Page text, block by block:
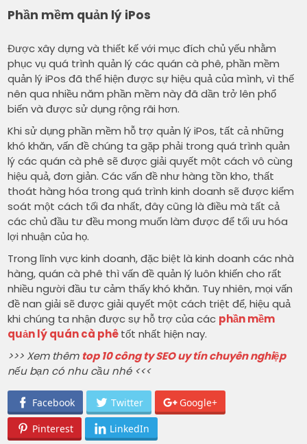
Phần mềm quản lý iPos
Được xây dựng và thiết kế với mục đích chủ yếu nhằm
phục vụ quá trình quản lý các quán cà phê, phần mềm
quản lý iPos đã thể hiện được sự hiệu quả của mình, vì thế
nên qua nhiều năm phần mềm này đã dần trở lên phổ
biến và được sử dụng rộng rãi hơn.
Khi sử dụng phần mềm hỗ trợ quản lý iPos, tất cả những
khó khăn, vấn đề chúng ta gặp phải trong quá trình quản
lý các quán cà phê sẽ được giải quyết một cách vô cùng
hiệu quả, đơn giản. Các vấn đề như hàng tồn kho, thất
thoát hàng hóa trong quá trình kinh doanh sẽ được kiểm
soát một cách tối đa nhất, đây cũng là điều mà tất cả
các chủ đầu tư đều mong muốn làm được để tối ưu hóa
lợi nhuận của họ.
Trong lĩnh vực kinh doanh, đặc biệt là kinh doanh các nhà
hàng, quán cà phê thì vấn đề quản lý luôn khiến cho rất
nhiều người đầu tư cảm thấy khó khăn. Tuy nhiên, mọi vấn
đề nan giải sẽ được giải quyết một cách triệt để, hiệu quả
khi chúng ta nhận được sự hỗ trợ của các phần mềm
quản lý quán cà phêtốt nhất hiện nay.
>>> Xem thêm top 10 công ty SEO uy tín chuyên nghiệp
nếu bạn có nhu cầu nhé <<<
Facebook Twitter Google+
Pinterest LinkedIn